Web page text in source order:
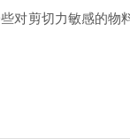
对剪切力敏感的